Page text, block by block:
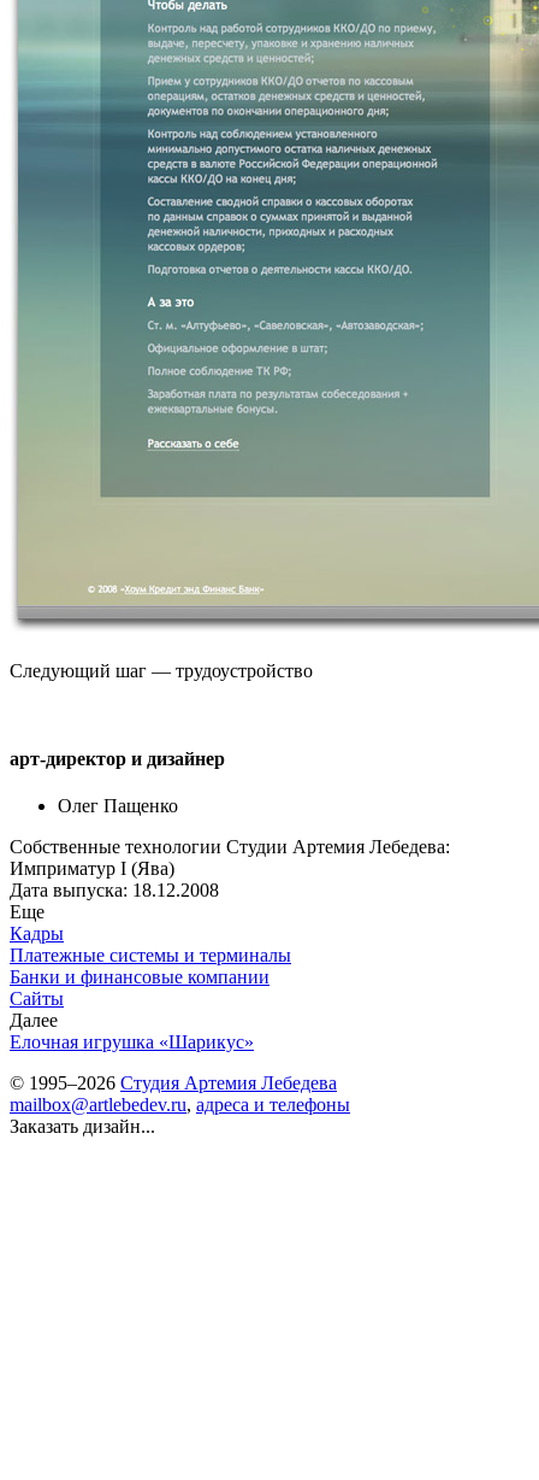
Следующий шаг — трудоустройство
арт-директор и дизайнер
Олег Пащенко
Собственные технологии Студии Артемия Лебедева:
Имприматур I (Ява)
Дата выпуска: 18.12.2008
Еще
Кадры
Платежные системы и терминалы
Банки и финансовые компании
Сайты
Далее
Елочная игрушка «Шарикус»
© 1995–2026 Студия Артемия Лебедева
mailbox@artlebedev.ru, адреса и телефоны
Заказать дизайн...